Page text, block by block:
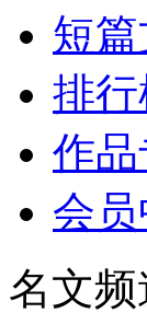
短
排行
作
会
名文频